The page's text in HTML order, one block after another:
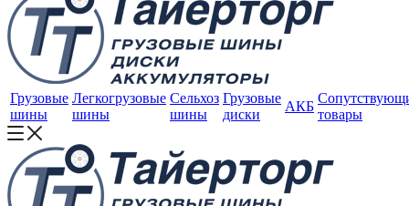
Грузовые
шины
Легкогрузовые
шины
Сельхоз
шины
Грузовые
диски
АКБ
товары